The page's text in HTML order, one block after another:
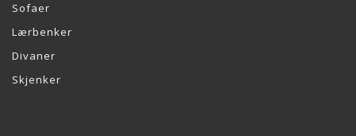
Sofaer
Lærbenker
Divaner
Skjenker